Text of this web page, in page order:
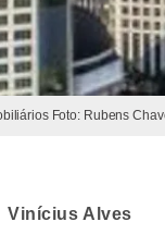
Foto: Rubens
Vinícius Alves